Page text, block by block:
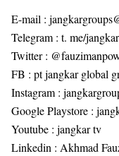
E-mail :
Telegram : t. me/
Twitter :
FB : pt jangkar global
Instagram :
Google Playstore :
Youtube : jangkar tv
Linkedin : Akhmad